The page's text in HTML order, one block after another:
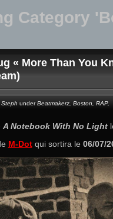
Category
« More Than You
Steph underBeatmakerz Boston RAP,
A Notebook With No Light
M-Dotqui sortira le 06/07/